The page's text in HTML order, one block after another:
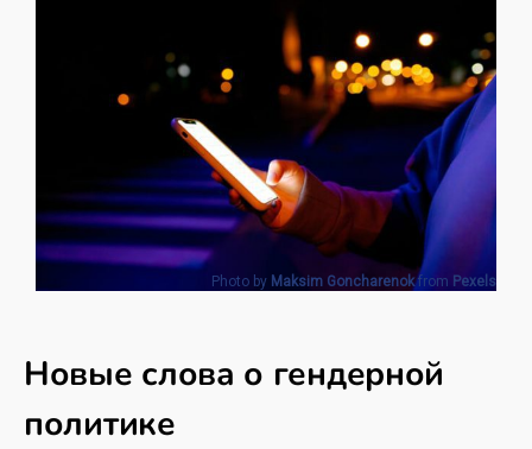
Photo by Maksim Goncharenokfrom Pexels
Новые слова о гендерной
политике